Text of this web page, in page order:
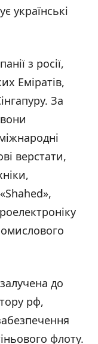
українські
з росії,
Еміратів,
За
верстати,
до
рф,
флоту.